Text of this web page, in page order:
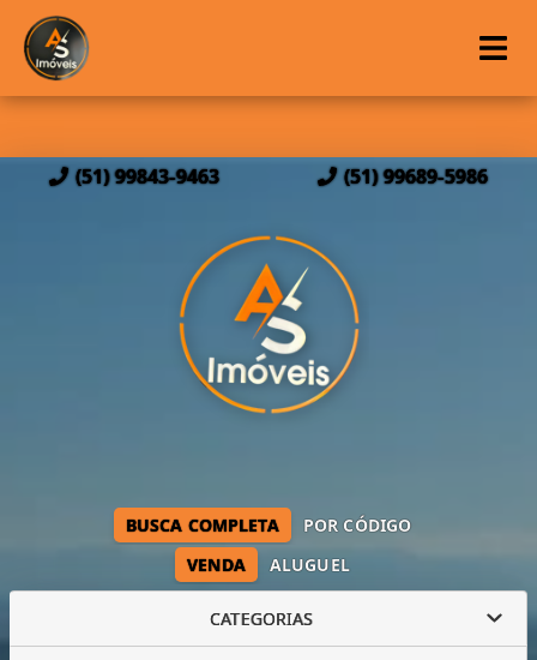
(51) 99843-9463 (51) 99689-5986
VENDA ALUGUEL
BUSCA COMPLETA POR CÓDIGO
CATEGORIAS